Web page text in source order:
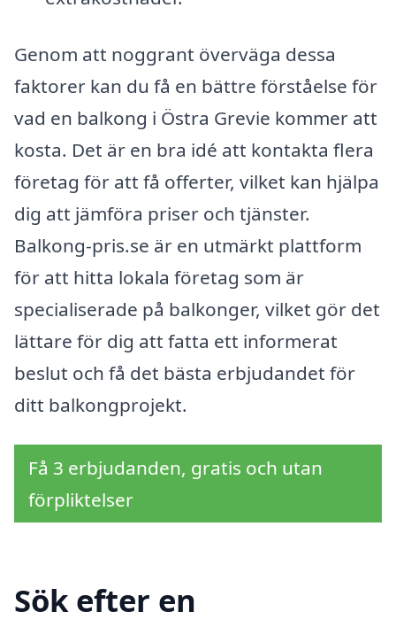
Genom att noggrant överväga dessa
faktorer kan du få en bättre förståelse för
vad en balkong i Östra Grevie kommer att
kosta. Det är en bra idé att kontakta flera
företag för att få offerter, vilket kan hjälpa
dig att jämföra priser och tjänster.
Balkong-pris.se är en utmärkt plattform
för att hitta lokala företag som är
specialiserade på balkonger, vilket gör det
lättare för dig att fatta ett informerat
beslut och få det bästa erbjudandet för
ditt balkongprojekt.
Få 3 erbjudanden, gratis och utan
förpliktelser
Sök efter en